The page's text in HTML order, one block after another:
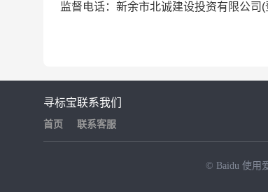
监督电话：新余市北诚建设投资有限公司
寻标宝
首页
联系我们
联系客服
© Baidu 使用